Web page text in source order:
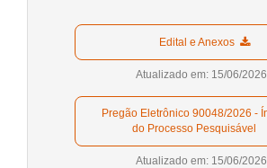
  Edital e Anexos
Atualizado em: 15/06/2026
do Processo Pesquisável
Atualizado em: 15/06/2026